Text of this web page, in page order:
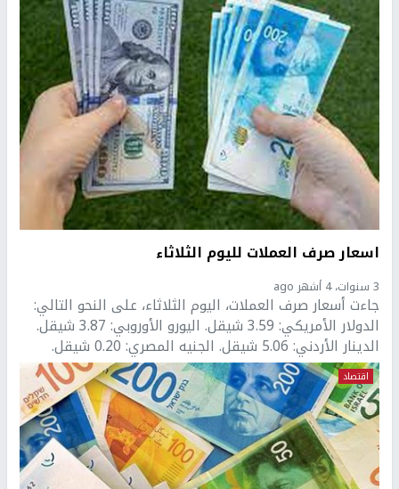
اسعار صرف العملات لليوم الثلاثاء
3 سنوات، 4 أشهر ago
جاءت أسعار صرف العملات، اليوم الثلاثاء، على النحو التالي:
الدولار الأمريكي: 3.59 شيقل. اليورو الأوروبي: 3.87 شيقل.
الدينار الأردني: 5.06 شيقل. الجنيه المصري: 0.20 شيقل.
اقتصاد